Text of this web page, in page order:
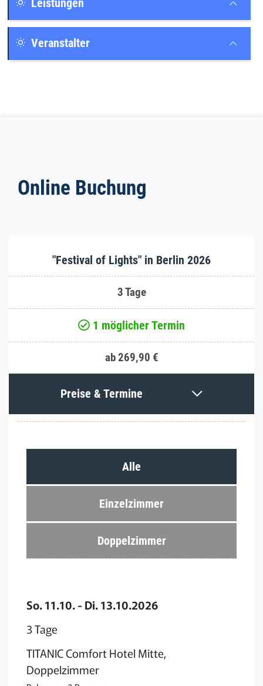
Veranstalter
Online Buchung
"Festival of Lights" in Berlin 2026
3 Tage
1 möglicher Termin
ab 269,90 €
Preise & Termine
Alle
Einzelzimmer
Doppelzimmer
So. 11.10. - Di. 13.10.2026
3 Tage
TITANIC Comfort Hotel Mitte,
Doppelzimmer